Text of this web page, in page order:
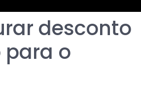
desconto
o